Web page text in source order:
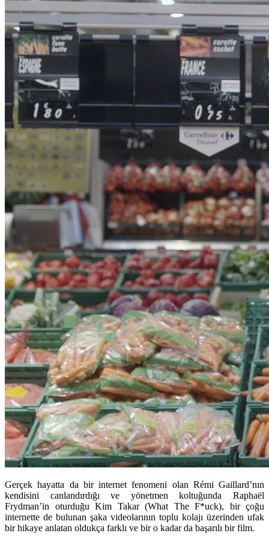
Gerçek hayatta da bir internet fenomeni olan Rémi Gaillard’nın
kendisini canlandırdığı ve yönetmen koltuğunda Raphaël
Frydman’in oturduğu Kim Takar (What The F*uck), bir çoğu
internette de bulunan şaka videolarının toplu kolajı üzerinden ufak
bir hikaye anlatan oldukça farklı ve bir o kadar da başarılı bir film.